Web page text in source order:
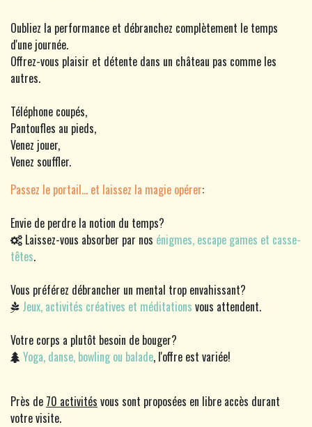
Oubliez la performance et débranchez complètement le temps
d'une journée.
Offrez-vous plaisir et détente dans un château pas comme les
autres.
Téléphone coupés,
Pantoufles au pieds,
Venez jouer,
Venez souffler.
Passez le portail... et laissez la magie opérer:
Envie de perdre la notion du temps?
Laissez-vous absorber par nos énigmes, escape games et casse-
têtes.
Vous préférez débrancher un mental trop envahissant?
Jeux, activités créatives et méditations vous attendent.
Votre corps a plutôt besoin de bouger?
Yoga, danse, bowling ou balade, l'offre est variée!
Près de 70 activités vous sont proposées en libre accès durant
votre visite.